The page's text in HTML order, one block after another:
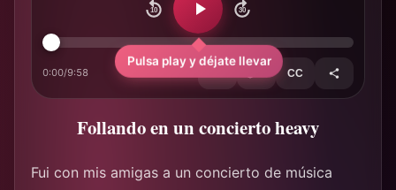
10 30
0:00/9:58 CC
Pulsa play y déjate llevar
Follando en un concierto heavy
Fui con mis amigas a un concierto de música